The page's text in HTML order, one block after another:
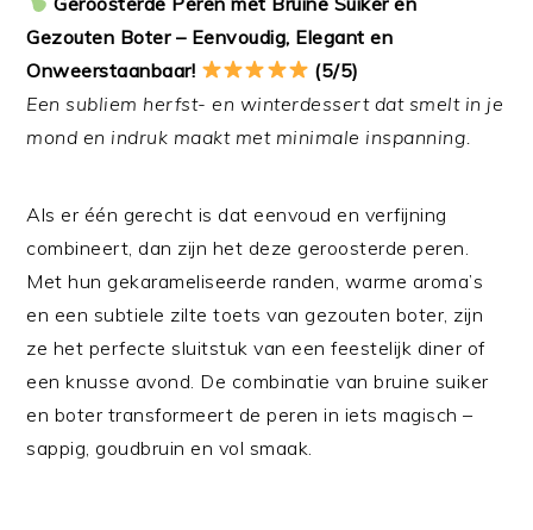
Gezouten Boter – Eenvoudig, Elegant en
Onweerstaanbaar!
(5/5)
Een subliem herfst- en winterdessert dat smelt in je
mond en indruk maakt met minimale inspanning.
Als er één gerecht is dat eenvoud en verfijning
combineert, dan zijn het deze geroosterde peren.
Met hun gekarameliseerde randen, warme aroma’s
en een subtiele zilte toets van gezouten boter, zijn
ze het perfecte sluitstuk van een feestelijk diner of
een knusse avond. De combinatie van bruine suiker
en boter transformeert de peren in iets magisch –
sappig, goudbruin en vol smaak.